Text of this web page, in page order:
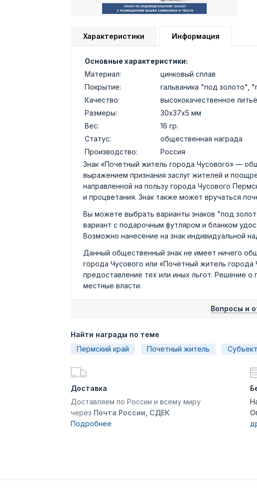
Характеристики Информация
Основные характеристики:
Материал:
цинковый сплав
Покрытие:
гальваника "под золото",
Качество:
высококачественное литьё
Размеры:
30х37х5 мм
Вес:
16 гр.
Статус:
общественная награда
Производство:
Россия
Знак «Почетный житель города Чусового» —
выражением признания заслуг жителей и
направленной на пользу города Чусового
и процветания. Знак также может вручаться
Вы можете выбрать варианты знаков "под
вариант с подарочным футляром и бланком
Возможно нанесение на знак индивидуальной
Данный общественный знак не имеет ничего
города Чусового или «Почётный житель города
предоставление тех или иных льгот. Решение о
местные власти.
Вопросы и
Найти награды по теме
Пермский край
Почетный житель
Доставка
Доставляем по России и всему миру
через Почта России, СДЕК
Подробнее